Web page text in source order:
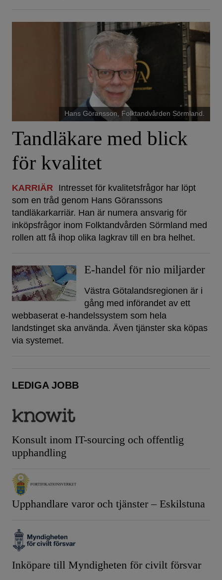
Hans Göransson, Folktandvården Sörmland.
Tandläkare med blick
för kvalitet
KARRIÄR Intresset för kvalitetsfrågor har löpt
som en tråd genom Hans Göranssons
tandläkarkarriär. Han är numera ansvarig för
inköpsfrågor inom Folktandvården Sörmland med
rollen att få ihop olika lagkrav till en bra helhet.
E-handel för nio miljarder
Västra Götalandsregionen är i
gång med införandet av ett
webbaserat e-handelssystem som hela
landstinget ska använda. Även tjänster ska köpas
via systemet.
LEDIGA JOBB
Konsult inom IT-sourcing och offentlig
upphandling
Upphandlare varor och tjänster – Eskilstuna
Inköpare till Myndigheten för civilt försvar